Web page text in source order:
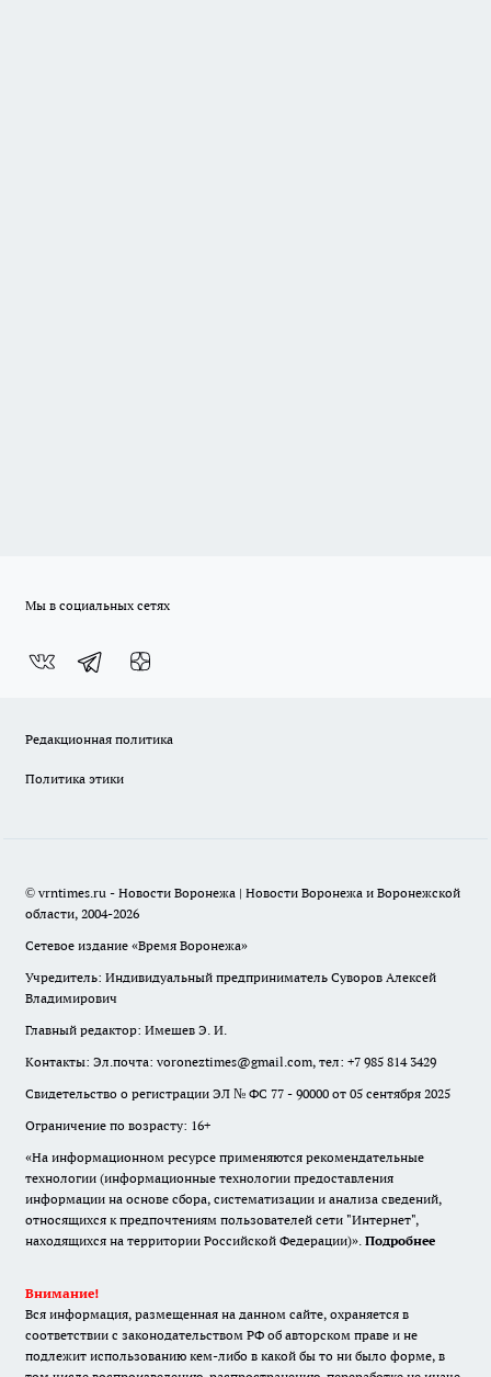
Мы в социальных сетях
Редакционная политика
Политика этики
© vrntimes.ru - Новости Воронежа | Новости Воронежа и Воронежской
области, 2004-2026
Сетевое издание «Время Воронежа»
Учредитель: Индивидуальный предприниматель Суворов Алексей
Владимирович
Главный редактор: Имешев Э. И.
Контакты: Эл.почта: voroneztimes@gmail.com, тел: +7 985 814 3429
Свидетельство о регистрации ЭЛ № ФС 77 - 90000 от 05 сентября 2025
Ограничение по возрасту: 16+
«На информационном ресурсе применяются рекомендательные
технологии (информационные технологии предоставления
информации на основе сбора, систематизации и анализа сведений,
относящихся к предпочтениям пользователей сети "Интернет",
находящихся на территории Российской Федерации)». Подробнее
Внимание!
Вся информация, размещенная на данном сайте, охраняется в
соответствии с законодательством РФ об авторском праве и не
подлежит использованию кем-либо в какой бы то ни было форме, в